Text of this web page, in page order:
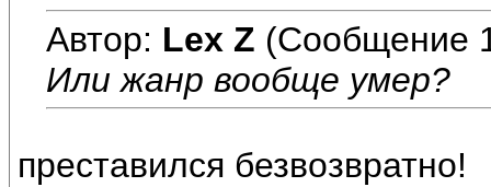
Автор: Lex Z (Сообщение
Или жанр вообще умер?
преставился безвозвратно!